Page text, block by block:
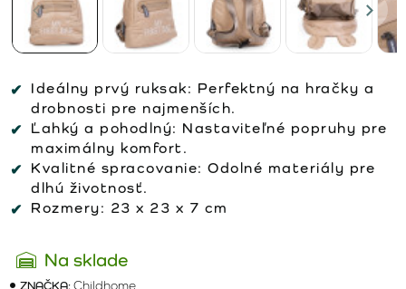
Ideálny prvý ruksak: Perfektný na hračky a
drobnosti pre najmenších.
Ľahký a pohodlný: Nastaviteľné popruhy pre
maximálny komfort.
Kvalitné spracovanie: Odolné materiály pre
dlhú životnosť.
Rozmery: 23 x 23 x 7 cm
Na sklade
ZNAČKA:Childhome